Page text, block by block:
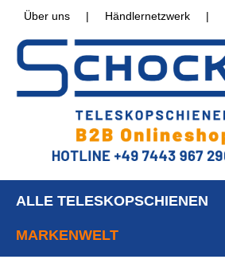
Über uns | Händlernetzwerk |
ALLE TELESKOPSCHIENEN
MARKENWELT